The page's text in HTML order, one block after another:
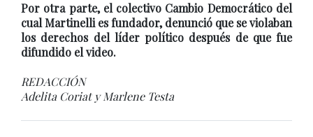
Por otra parte, el colectivo Cambio Democrático del
cual Martinelli es fundador, denunció que se violaban
los derechos del líder político después de que fue
difundido el video.
REDACCIÓN
Adelita Coriat y Marlene Testa